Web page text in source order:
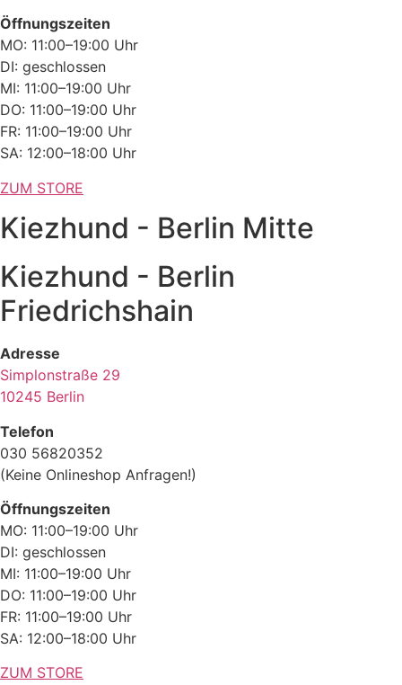
Öffnungszeiten
MO: 11:00–19:00 Uhr
DI: geschlossen
MI: 11:00–19:00 Uhr
DO: 11:00–19:00 Uhr
FR: 11:00–19:00 Uhr
SA: 12:00–18:00 Uhr
ZUM STORE
Kiezhund - Berlin Mitte
Kiezhund - Berlin
Friedrichshain
Adresse
Simplonstraße 29
10245 Berlin
Telefon
030 56820352
(Keine Onlineshop Anfragen!)
Öffnungszeiten
MO: 11:00–19:00 Uhr
DI: geschlossen
MI: 11:00–19:00 Uhr
DO: 11:00–19:00 Uhr
FR: 11:00–19:00 Uhr
SA: 12:00–18:00 Uhr
ZUM STORE